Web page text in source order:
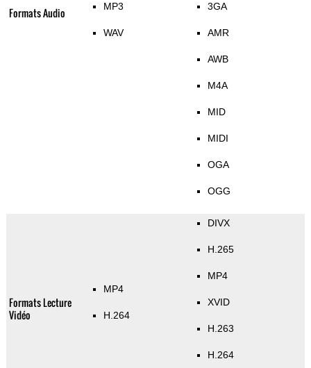
Formats Audio MP3
WAV
3GA
AMR
AWB
M4A
MID
MIDI
OGA
OGG
Formats Lecture
Vidéo
MP4
H.264
DIVX
H.265
MP4
XVID
H.263
H.264